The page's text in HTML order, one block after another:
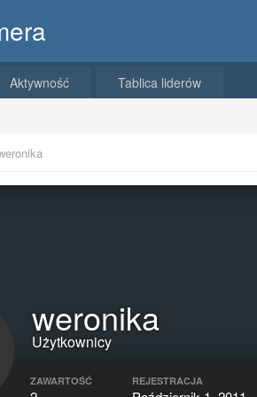
Aktywność Tablica liderów
weronika
Użytkownicy
ZAWARTOŚĆ REJESTRACJA